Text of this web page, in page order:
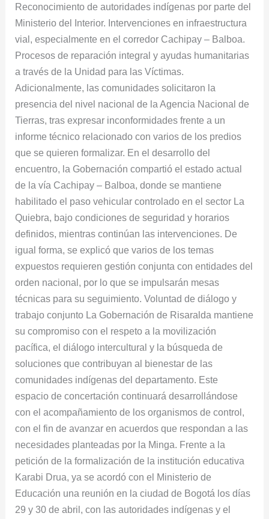
Reconocimiento de autoridades indígenas por parte del
Ministerio del Interior. Intervenciones en infraestructura
vial, especialmente en el corredor Cachipay – Balboa.
Procesos de reparación integral y ayudas humanitarias
a través de la Unidad para las Víctimas.
Adicionalmente, las comunidades solicitaron la
presencia del nivel nacional de la Agencia Nacional de
Tierras, tras expresar inconformidades frente a un
informe técnico relacionado con varios de los predios
que se quieren formalizar. En el desarrollo del
encuentro, la Gobernación compartió el estado actual
de la vía Cachipay – Balboa, donde se mantiene
habilitado el paso vehicular controlado en el sector La
Quiebra, bajo condiciones de seguridad y horarios
definidos, mientras continúan las intervenciones. De
igual forma, se explicó que varios de los temas
expuestos requieren gestión conjunta con entidades del
orden nacional, por lo que se impulsarán mesas
técnicas para su seguimiento. Voluntad de diálogo y
trabajo conjunto La Gobernación de Risaralda mantiene
su compromiso con el respeto a la movilización
pacífica, el diálogo intercultural y la búsqueda de
soluciones que contribuyan al bienestar de las
comunidades indígenas del departamento. Este
espacio de concertación continuará desarrollándose
con el acompañamiento de los organismos de control,
con el fin de avanzar en acuerdos que respondan a las
necesidades planteadas por la Minga. Frente a la
petición de la formalización de la institución educativa
Karabi Drua, ya se acordó con el Ministerio de
Educación una reunión en la ciudad de Bogotá los días
29 y 30 de abril, con las autoridades indígenas y el